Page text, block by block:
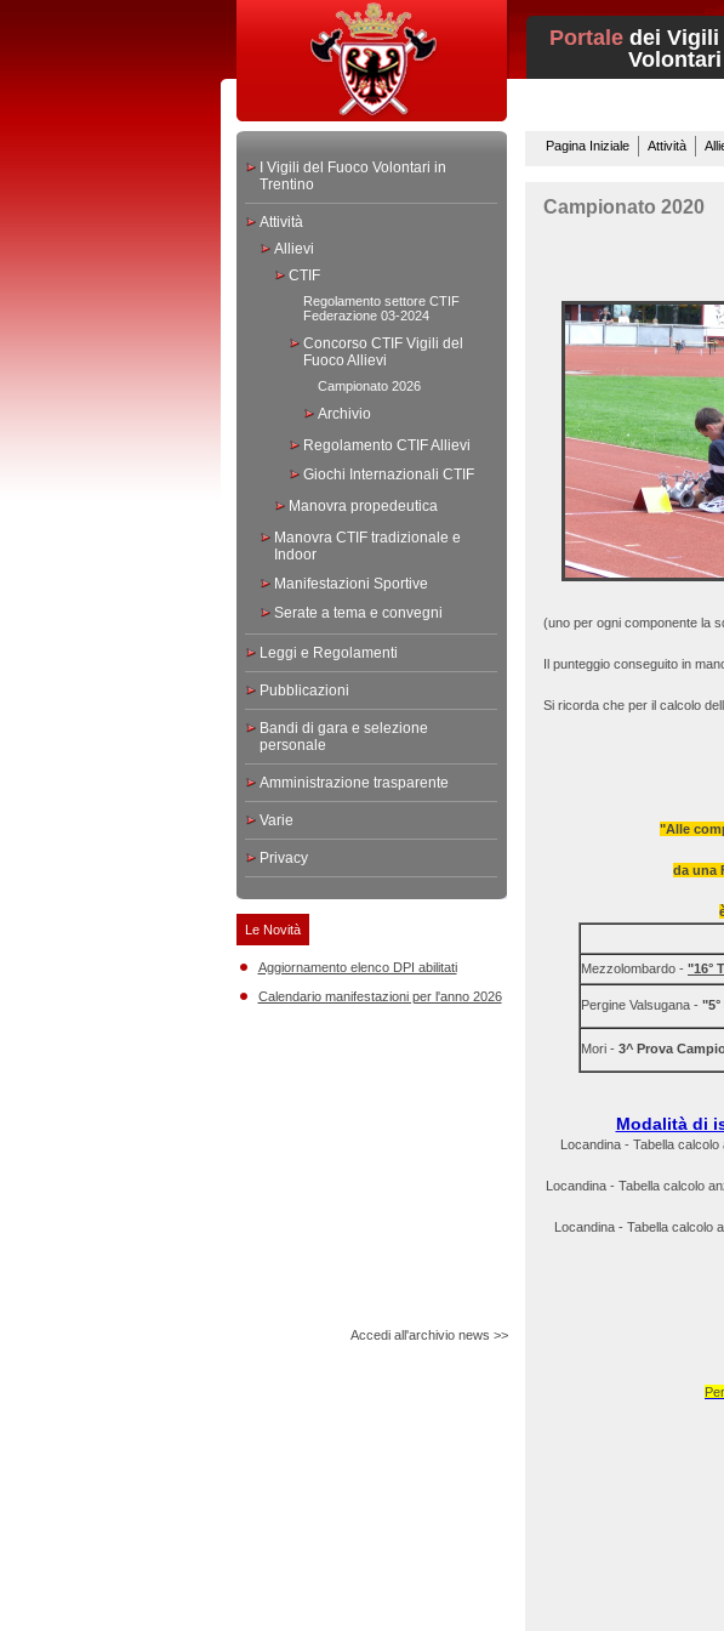
Portaledei Vigili
Volontari
I Vigili del Fuoco Volontari in
Trentino
Attività
Allievi
CTIF
Regolamento settore CTIF
Federazione 03-2024
Concorso CTIF Vigili del
Fuoco Allievi
Campionato 2026
Archivio
Regolamento CTIF Allievi
Giochi Internazionali CTIF
Manovra propedeutica
Manovra CTIF tradizionale e
Indoor
Manifestazioni Sportive
Serate a tema e convegni
Leggi e Regolamenti
Pubblicazioni
Bandi di gara e selezione
personale
Amministrazione trasparente
Varie
Privacy
Le Novità
Aggiornamento elenco DPI abilitati
Calendario manifestazioni per l'anno 2026
Accedi all'archivio news >>
Pagina Iniziale Attività
Campionato 2020
(uno per ogni componente la
Il punteggio conseguito in
Si ricorda che per il calcolo
"Alle
da una
Mezzolombardo - "16°
Pergine Valsugana -
Mori - 3^ Prova
Modalità di
Locandina - Tabella
Locandina - Tabella calcolo
Locandina - Tabella calcolo